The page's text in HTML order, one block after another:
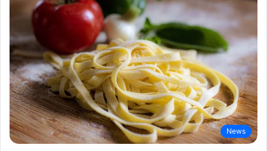
News